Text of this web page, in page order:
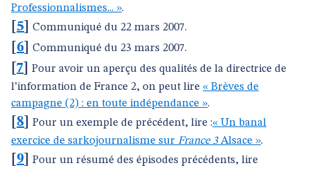
Professionnalismes... ».
5 Communiqué du 22 mars 2007.
6 Communiqué du 23 mars 2007.
7
Pour avoir un aperçu des qualités de la directrice de
l’information de France 2, on peut lire « Brèves de
campagne (2) : en toute indépendance ».
8 Pour un exemple de précédent, lire :« Un banal
exercice de sarkojournalisme sur France 3Alsace ».
9
Pour un résumé des épisodes précédents, lire